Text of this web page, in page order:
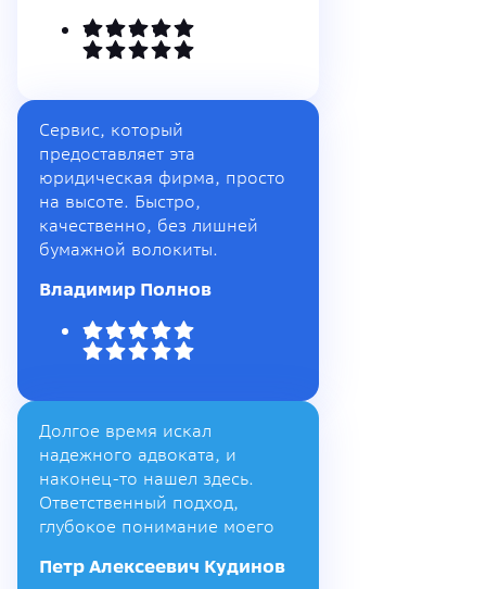
Сервис, который
предоставляет эта
юридическая фирма, просто
на высоте. Быстро,
качественно, без лишней
бумажной волокиты.
Владимир Полнов
Долгое время искал
надежного адвоката, и
наконец-то нашел здесь.
Ответственный подход,
глубокое понимание моего
Петр Алексеевич Кудинов